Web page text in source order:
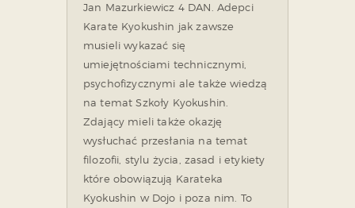
Jan Mazurkiewicz 4 DAN. Adepci
Karate Kyokushin jak zawsze
musieli wykazać się
umiejętnościami technicznymi,
psychofizycznymi ale także wiedzą
na temat Szkoły Kyokushin.
Zdający mieli także okazję
wysłuchać przesłania na temat
filozofii, stylu życia, zasad i etykiety
które obowiązują Karateka
Kyokushin w Dojo i poza nim. To